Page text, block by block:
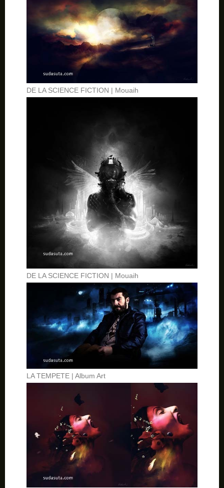
DE LA SCIENCE FICTION | Mouaih
DE LA SCIENCE FICTION | Mouaih
LA TEMPETE | Album Art